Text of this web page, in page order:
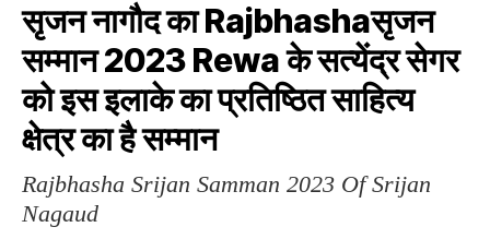
सृजन नागौद का Rajbhashaसृजन
सम्मान 2023 Rewa के सत्येंद्र सेगर
को इस इलाके का प्रतिष्ठित साहित्य
क्षेत्र का है सम्मान
Rajbhasha Srijan Samman 2023 Of Srijan
Nagaud